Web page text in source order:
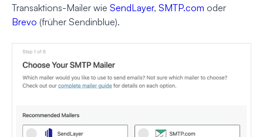
Transaktions-Mailer wie SendLayer, SMTP.com oder
Brevo (früher Sendinblue).